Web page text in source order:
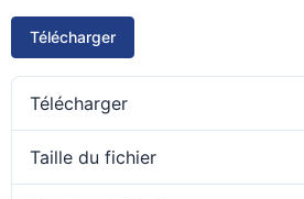
Télécharger
Télécharger
Taille du fichier